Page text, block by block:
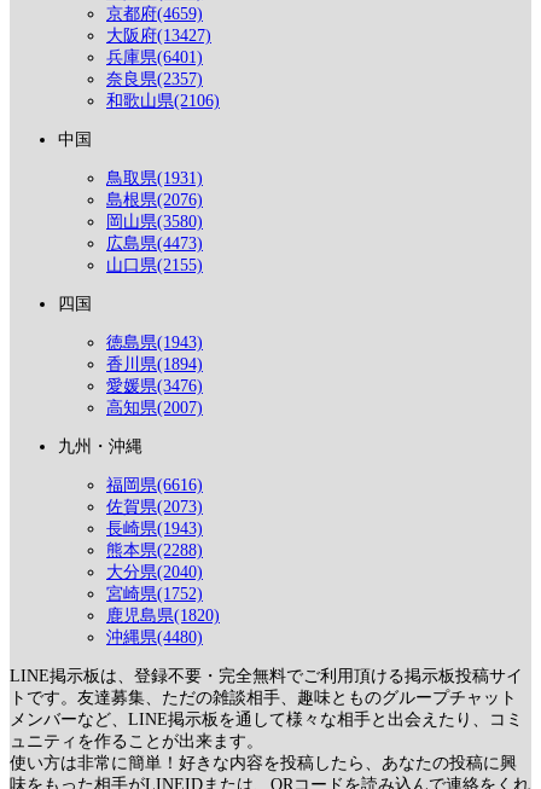
京都府(4659)
大阪府(13427)
兵庫県(6401)
奈良県(2357)
和歌山県(2106)
中国
鳥取県(1931)
島根県(2076)
岡山県(3580)
広島県(4473)
山口県(2155)
四国
徳島県(1943)
香川県(1894)
愛媛県(3476)
高知県(2007)
九州・沖縄
福岡県(6616)
佐賀県(2073)
長崎県(1943)
熊本県(2288)
大分県(2040)
宮崎県(1752)
鹿児島県(1820)
沖縄県(4480)
LINE掲示板は、登録不要・完全無料でご利用頂ける掲示板投稿サイ
トです。友達募集、ただの雑談相手、趣味とものグループチャット
メンバーなど、LINE掲示板を通して様々な相手と出会えたり、コミ
ュニティを作ることが出来ます。
使い方は非常に簡単！好きな内容を投稿したら、あなたの投稿に興
味をもった相手がLINEIDまたは、QRコードを読み込んで連絡をくれ